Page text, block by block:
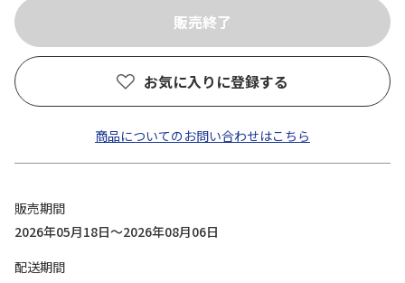
お気に入りに登録する
商品についてのお問い合わせはこちら
販売期間
2026年05月18日～2026年08月06日
配送期間